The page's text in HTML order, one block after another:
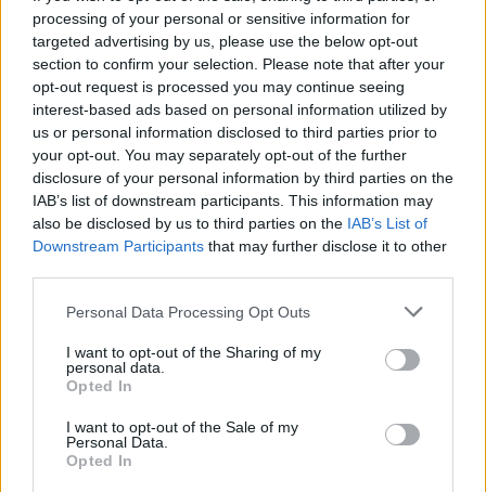
processing of your personal or sensitive information for
targeted advertising by us, please use the below opt-out
section to confirm your selection. Please note that after your
opt-out request is processed you may continue seeing
interest-based ads based on personal information utilized by
us or personal information disclosed to third parties prior to
your opt-out. You may separately opt-out of the further
disclosure of your personal information by third parties on the
IAB’s list of downstream participants. This information may
also be disclosed by us to third parties on the IAB’s List of
Downstream Participants that may further disclose it to other
Personal Data Processing Opt Outs
I want to opt-out of the Sharing of my
personal data.
Opted In
I want to opt-out of the Sale of my
Personal Data.
Opted In